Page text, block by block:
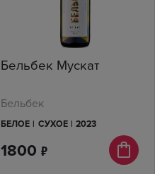
Бельбек Мускат
Бельбек
БЕЛОЕ СУХОЕ 2023
1800 п